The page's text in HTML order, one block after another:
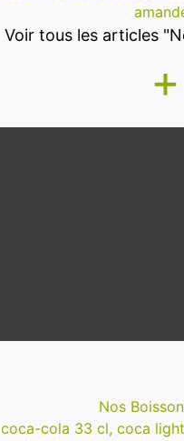
Voir tous les articles
+
Nos
coca-cola 33 cl, coca